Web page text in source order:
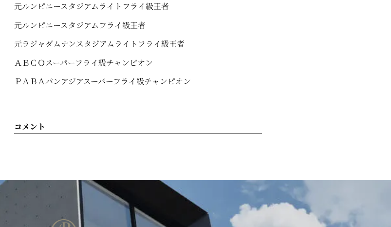
元ルンピニースタジアムライトフライ級王者
元ルンピニースタジアムフライ級王者
元ラジャダムナンスタジアムライトフライ級王者
ＡＢＣＯスーパーフライ級チャンピオン
ＰＡＢＡパンアジアスーパーフライ級チャンピオン
コメント